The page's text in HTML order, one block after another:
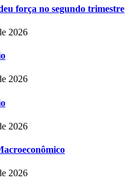
força no segundo trimestre
2026
2026
2026
2026